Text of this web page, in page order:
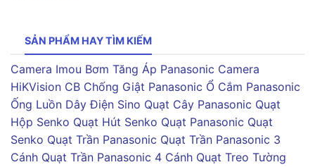
SẢN PHẨM HAY TÌM KIẾM
Camera Imou Bơm Tăng Áp Panasonic Camera
HiKVision CB Chống Giật Panasonic Ổ Cắm Panasonic
Ống Luồn Dây Điện Sino Quạt Cây Panasonic Quạt
Hộp Senko Quạt Hút Senko Quạt Panasonic Quạt
Senko Quạt Trần Panasonic Quạt Trần Panasonic 3
Cánh Quạt Trần Panasonic 4 Cánh Quạt Treo Tường